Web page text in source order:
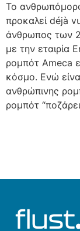
Το
προκαλεί déjà
άνθρωπος των
με την
ρομπότ Ameca
κόσμο. Ενώ
ανθρώπινης
ρομπότ